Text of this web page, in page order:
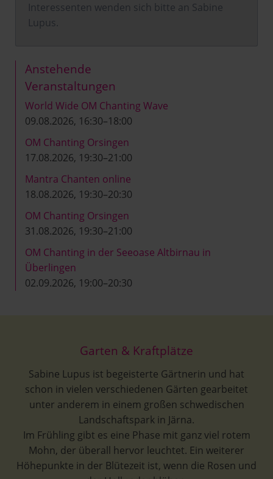
Interessenten wenden sich bitte an Sabine
Lupus.
Anste­hende
Ver­anstal­tungen
World Wide OM Chanting Wave
09.08.2026, 16:30–18:00
OM Chanting Orsingen
17.08.2026, 19:30–21:00
Mantra Chanten online
18.08.2026, 19:30–20:30
OM Chanting Orsingen
31.08.2026, 19:30–21:00
OM Chanting in der Seeoase Altbirnau in
Überlingen
02.09.2026, 19:00–20:30
Garten & Kraftplätze
Sabine Lupus ist begeisterte Gärtnerin und hat
schon in vielen verschiedenen Gärten gearbeitet
unter anderem in einem großen schwedischen
Landschaftspark in Järna.
Im Frühling gibt es eine Phase mit ganz viel rotem
Mohn, der überall hervor leuchtet. Ein weiterer
Höhepunkte in der Blütezeit ist, wenn die Rosen und